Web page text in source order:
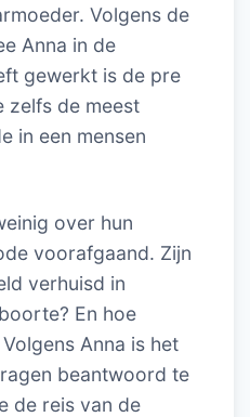
Volgens de
Anna in de
gewerkt is de pre
zelfs de meest
in een mensen
over hun
voorafgaand. Zijn
verhuisd in
En hoe
Anna is het
beantwoord te
de reis van de